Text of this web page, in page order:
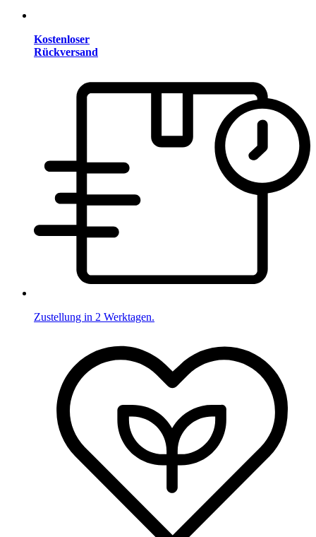
Kostenloser
Rückversand
Zustellung in 2 Werktagen.